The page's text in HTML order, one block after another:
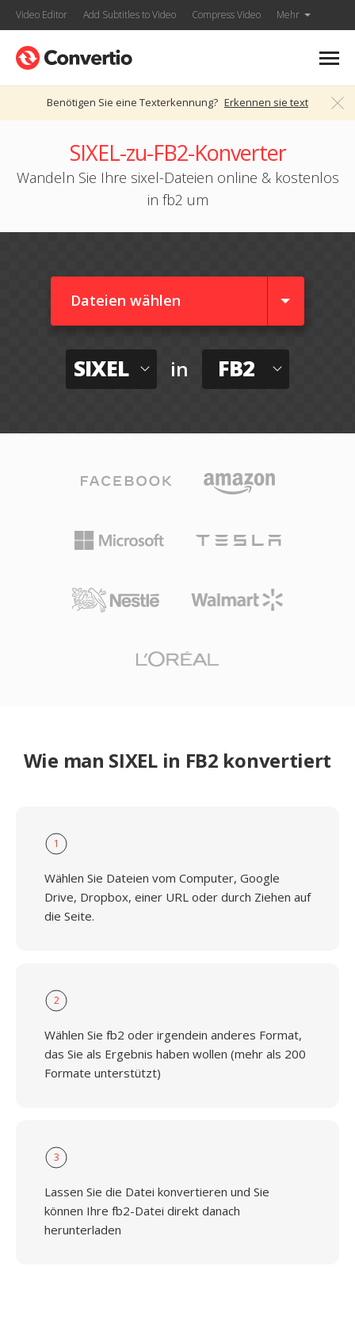
Video Editor Add Subtitles to Video Compress Video Mehr
Benötigen Sie eine Texterkennung? Erkennen sie text
SIXEL-zu-FB2-Konverter
Wandeln Sie Ihre sixel-Dateien online & kostenlos
in fb2 um
Dateien wählen
SIXEL in FB2
Wie man SIXEL in FB2 konvertiert
1
Wählen Sie Dateien vom Computer, Google
Drive, Dropbox, einer URL oder durch Ziehen auf
die Seite.
2
Wählen Sie fb2 oder irgendein anderes Format,
das Sie als Ergebnis haben wollen (mehr als 200
Formate unterstützt)
3
Lassen Sie die Datei konvertieren und Sie
können Ihre fb2-Datei direkt danach
herunterladen